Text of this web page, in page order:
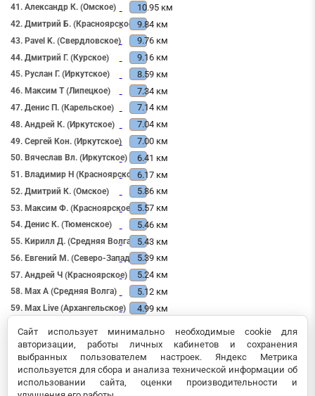
41. Александр К. (Омское) 10.95 км
42. Дмитрий Б. (Красноярское) 9.84 км
43. Pavel K. (Свердловское) 9.76 км
44. Дмитрий Г. (Курское) 9.16 км
45. Руслан Г. (Иркутское) 8.59 км
46. Максим Т (Липецкое) 7.34 км
47. Денис П. (Карельское) 7.14 км
48. Андрей К. (Иркутское) 7.04 км
49. Сергей Кон. (Иркутское) 7.00 км
50. Вячеслав Вл. (Иркутское) 6.41 км
51. Владимир Н (Красноярское)6.17 км
52. Дмитрий К. (Омское) 5.86 км
53. Максим Ф. (Красноярское) 5.57 км
54. Денис К. (Тюменское) 5.46 км
55. Кирилл Д. (Средняя Волга) 5.43 км
56. Евгений М. (Северо-Запад) 5.39 км
57. Андрей Ч (Красноярское) 5.24 км
58. Max A (Средняя Волга) 5.12 км
59. Max Live (Архангельское) 4.99 км
61. Вячеслав Вик. (Иркутское) 4.20 км
62. Сергей М. (Кольское) 3.18 км
63. Антон П. (Свердловское) 2.58 км
64. Алексей П. (Кемеровское)
Сайт использует минимально необходимые cookie для
авторизации, работы личных кабинетов и сохранения
выбранных пользователем настроек. Яндекс Метрика
используется для сбора и анализа технической информации об
использовании сайта, оценки производительности и